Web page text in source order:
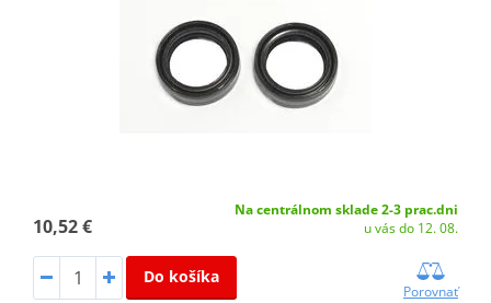
10,52 €
Na centrálnom sklade 2-3 prac.dni
u vás do 12. 08.
Do košíka
Porovnať